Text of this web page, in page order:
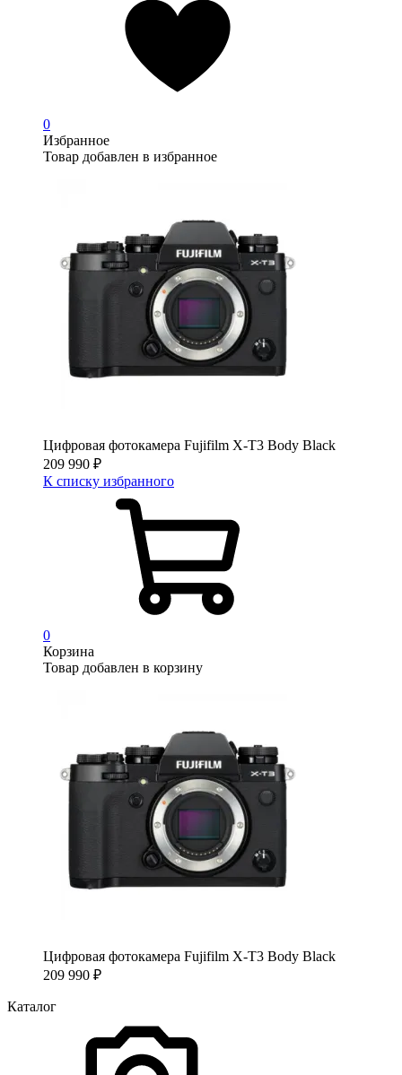
0
Избранное
Товар добавлен в избранное
Цифровая фотокамера Fujifilm X-T3 Body Black
209 990 ₽
К списку избранного
0
Корзина
Товар добавлен в корзину
Цифровая фотокамера Fujifilm X-T3 Body Black
209 990 ₽
Каталог